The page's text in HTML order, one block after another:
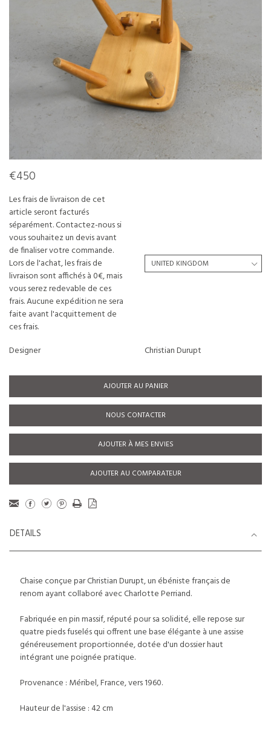
€450
Les frais de livraison de cet
article seront facturés
séparément. Contactez-nous si
vous souhaitez un devis avant
de finaliser votre commande.
Lors de l'achat, les frais de
livraison sont affichés à 0€, mais
vous serez redevable de ces
frais. Aucune expédition ne sera
faite avant l'acquittement de
ces frais.
Designer
Christian Durupt
AJOUTER AU PANIER
NOUS CONTACTER
AJOUTER À MES ENVIES
AJOUTER AU COMPARATEUR
DETAILS
Chaise conçue par Christian Durupt, un ébéniste français de
renom ayant collaboré avec Charlotte Perriand.
Fabriquée en pin massif, réputé pour sa solidité, elle repose sur
quatre pieds fuselés qui offrent une base élégante à une assise
généreusement proportionnée, dotée d'un dossier haut
intégrant une poignée pratique.
Provenance : Méribel, France, vers 1960.
Hauteur de l'assise : 42 cm